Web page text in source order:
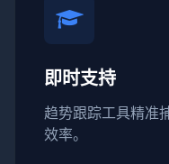
即时支持
趋势跟踪工具精准
效率。